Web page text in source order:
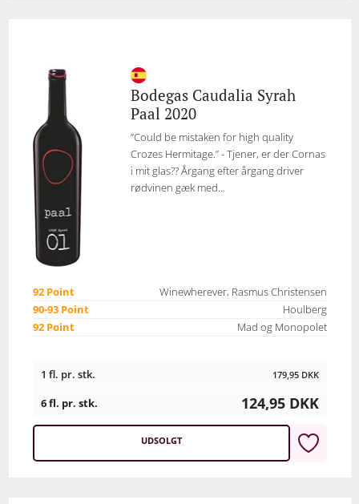
Bodegas Caudalia Syrah
Paal 2020
”Could be mistaken for high quality
Crozes Hermitage.” - Tjener, er der Cornas
i mit glas?? Årgang efter årgang driver
rødvinen gæk med...
92 Point
Winewherever, Rasmus Christensen
90-93 Point
Houlberg
92 Point
Mad og Monopolet
1 fl. pr. stk. 179,95 DKK
6 fl. pr. stk. 124,95 DKK
UDSOLGT